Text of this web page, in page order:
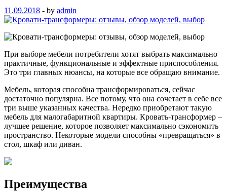
11.09.2018 - by admin
При выборе мебели потребители хотят выбрать максимально
практичные, функциональные и эффектные приспособления.
Это три главных нюансы, на которые все обращаю внимание.
Мебель, которая способна трансформироваться, сейчас
достаточно популярна. Все потому, что она сочетает в себе все
три выше указанных качества. Нередко приобретают такую
мебель для малогабаритной квартиры. Кровать-трансформер –
лучшее решение, которое позволяет максимально сэкономить
пространство. Некоторые модели способны «превращаться» в
стол, шкаф или диван.
Преимущества